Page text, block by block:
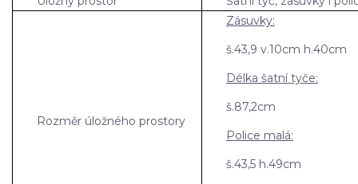
Rozměr úložného prostory
Zásuvky:
š.43,9 v.10cm h.40cm
Délka šatní tyče:
š.87,2cm
Police malá:
š.43,5 h.49cm